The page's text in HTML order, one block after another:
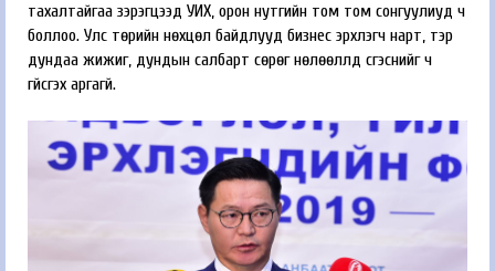
тахалтайгаа зэрэгцээд УИХ, орон нутгийн том том сонгуулиуд ч
боллоо. Улс төрийн нөхцөл байдлууд бизнес эрхлэгч нарт, тэр
дундаа жижиг, дундын салбарт сөрөг нөлөөллүүд үүсгэснийг ч
үгүйсгэх аргагүй.